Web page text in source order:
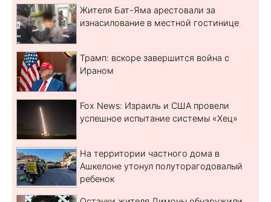
Жителя Бат-Яма арестовали за
изнасилование в местной гостинице
Трамп: вскоре завершится война с
Ираном
Fox News: Израиль и США провели
успешное испытание системы «Хец»
На территории частного дома в
Ашкелоне утонул полуторагодовалый
ребенок